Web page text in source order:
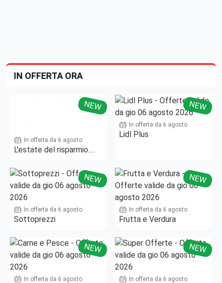
IN OFFERTA ORA
NEW
In offerta da 6 agosto
L'estate del risparmio.
NEW
In offerta da 6 agosto
Lidl Plus
NEW
In offerta da 6 agosto
Sottoprezzi
NEW
In offerta da 6 agosto
Frutta e Verdura
NEW
In offerta da 6 agosto
NEW
In offerta da 6 agosto